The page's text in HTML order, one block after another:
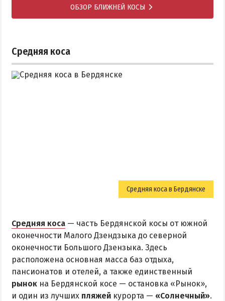
ОБЗОР БЛИЖНЕЙ КОСЫ
Средняя коса
Средняя коса в Бердянске
Средняя коса — часть Бердянской косы от южной
оконечности Малого Дзендзыка до северной
оконечности Большого Дзензыка. Здесь
расположена основная масса баз отдыха,
пансионатов и отелей, а также единственный
рынок на Бердянской косе — остановка «Рынок»,
и один из лучших пляжей курорта — «Солнечный».